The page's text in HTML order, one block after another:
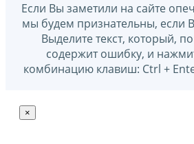
Если Вы заметили на сайте
мы будем признательны, если
Выделите текст, который,
содержит ошибку, и
комбинацию клавиш: Ctrl +
×